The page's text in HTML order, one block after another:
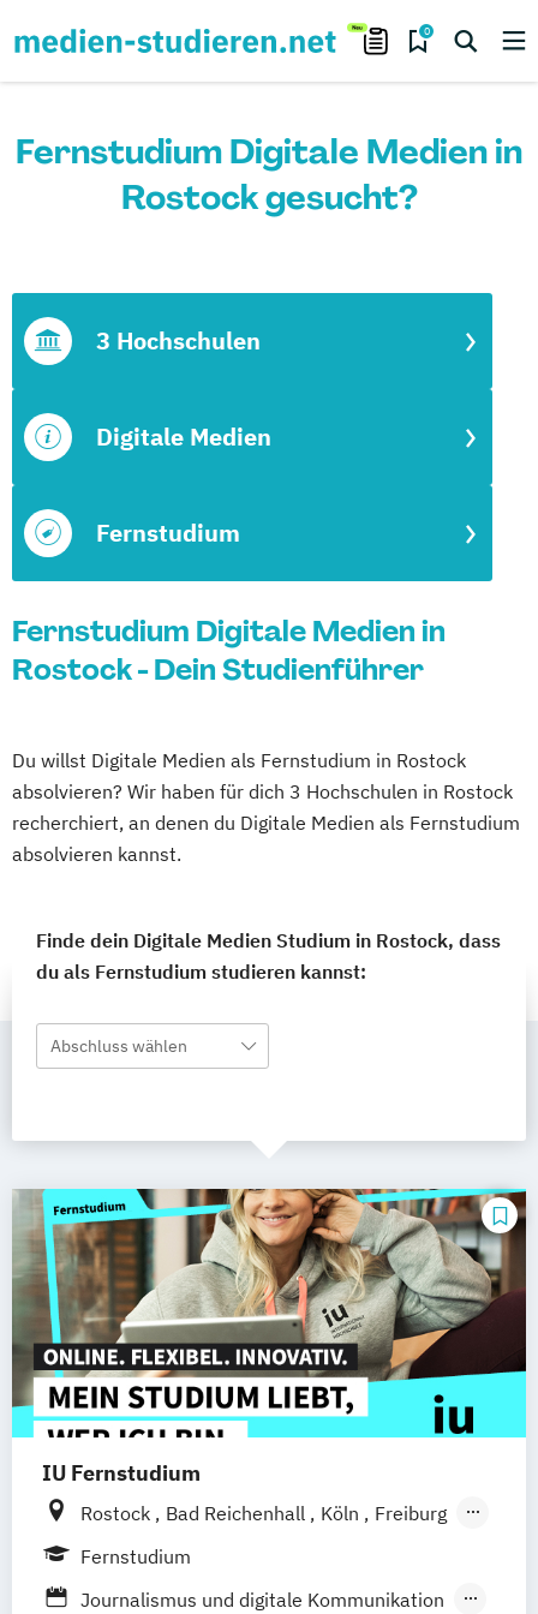
0
Fernstudium Digitale Medien in
Rostock gesucht?
Fernstudium
Digitale Medien
3 Hochschulen
Fernstudium Digitale Medien in
Rostock - Dein Studienführer
Du willst Digitale Medien als Fernstudium in Rostock
absolvieren? Wir haben für dich 3 Hochschulen in Rostock
recherchiert, an denen du Digitale Medien als Fernstudium
absolvieren kannst.
Finde dein Digitale Medien Studium in Rostock, dass
du als Fernstudium studieren kannst:
Abschluss wählen
IU Fernstudium
Rostock Bad Reichenhall Köln
Freiburg
Kiel
Frankfurt am Main
Fernstudium
Journalismus und digitale Kommunikation